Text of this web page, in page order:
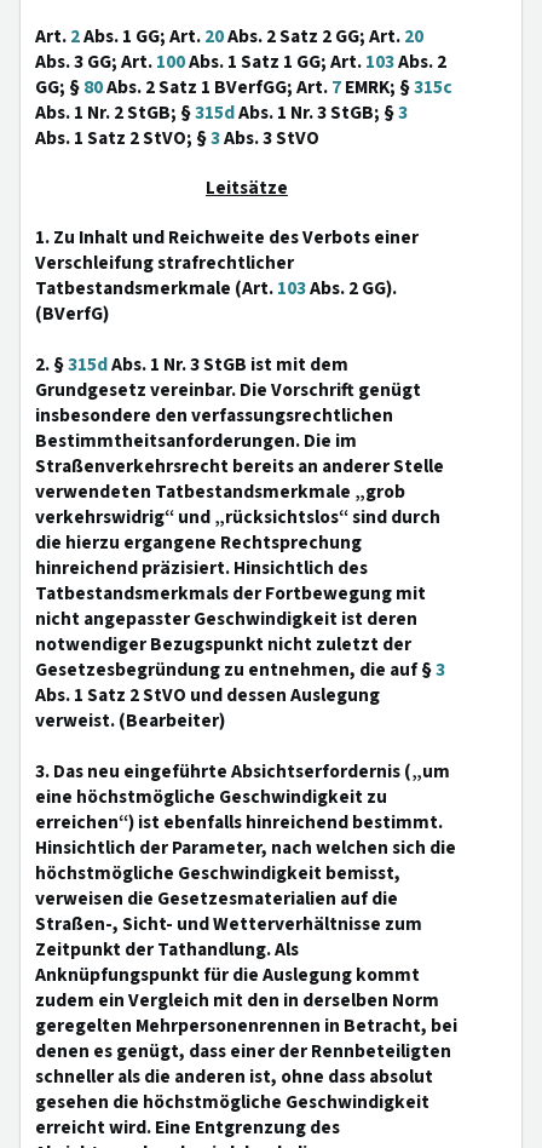
Art.2Abs. 1 GG; Art.20Abs. 2 Satz 2 GG; Art.20
Abs. 3 GG; Art.100Abs. 1 Satz 1 GG; Art.103Abs. 2
GG; §80Abs. 2 Satz 1 BVerfGG; Art.7EMRK; §315c
Abs. 1 Nr. 2 StGB; §315dAbs. 1 Nr. 3 StGB; §3
Abs. 1 Satz 2 StVO; §3Abs. 3 StVO
Leitsätze
1. Zu Inhalt und Reichweite des Verbots einer
Verschleifung strafrechtlicher
Tatbestandsmerkmale (Art.103Abs. 2 GG).
(BVerfG)
2. §315dAbs. 1 Nr. 3 StGB ist mit dem
Grundgesetz vereinbar. Die Vorschrift genügt
insbesondere den verfassungsrechtlichen
Bestimmtheitsanforderungen. Die im
Straßenverkehrsrecht bereits an anderer Stelle
verwendeten Tatbestandsmerkmale „grob
verkehrswidrig“ und „rücksichtslos“ sind durch
die hierzu ergangene Rechtsprechung
hinreichend präzisiert. Hinsichtlich des
Tatbestandsmerkmals der Fortbewegung mit
nicht angepasster Geschwindigkeit ist deren
notwendiger Bezugspunkt nicht zuletzt der
Gesetzesbegründung zu entnehmen, die auf §3
Abs. 1 Satz 2 StVO und dessen Auslegung
verweist. (Bearbeiter)
3. Das neu eingeführte Absichtserfordernis („um
eine höchstmögliche Geschwindigkeit zu
erreichen“) ist ebenfalls hinreichend bestimmt.
Hinsichtlich der Parameter, nach welchen sich die
höchstmögliche Geschwindigkeit bemisst,
verweisen die Gesetzesmaterialien auf die
Straßen-, Sicht- und Wetterverhältnisse zum
Zeitpunkt der Tathandlung. Als
Anknüpfungspunkt für die Auslegung kommt
zudem ein Vergleich mit den in derselben Norm
geregelten Mehrpersonenrennen in Betracht, bei
denen es genügt, dass einer der Rennbeteiligten
schneller als die anderen ist, ohne dass absolut
gesehen die höchstmögliche Geschwindigkeit
erreicht wird. Eine Entgrenzung des